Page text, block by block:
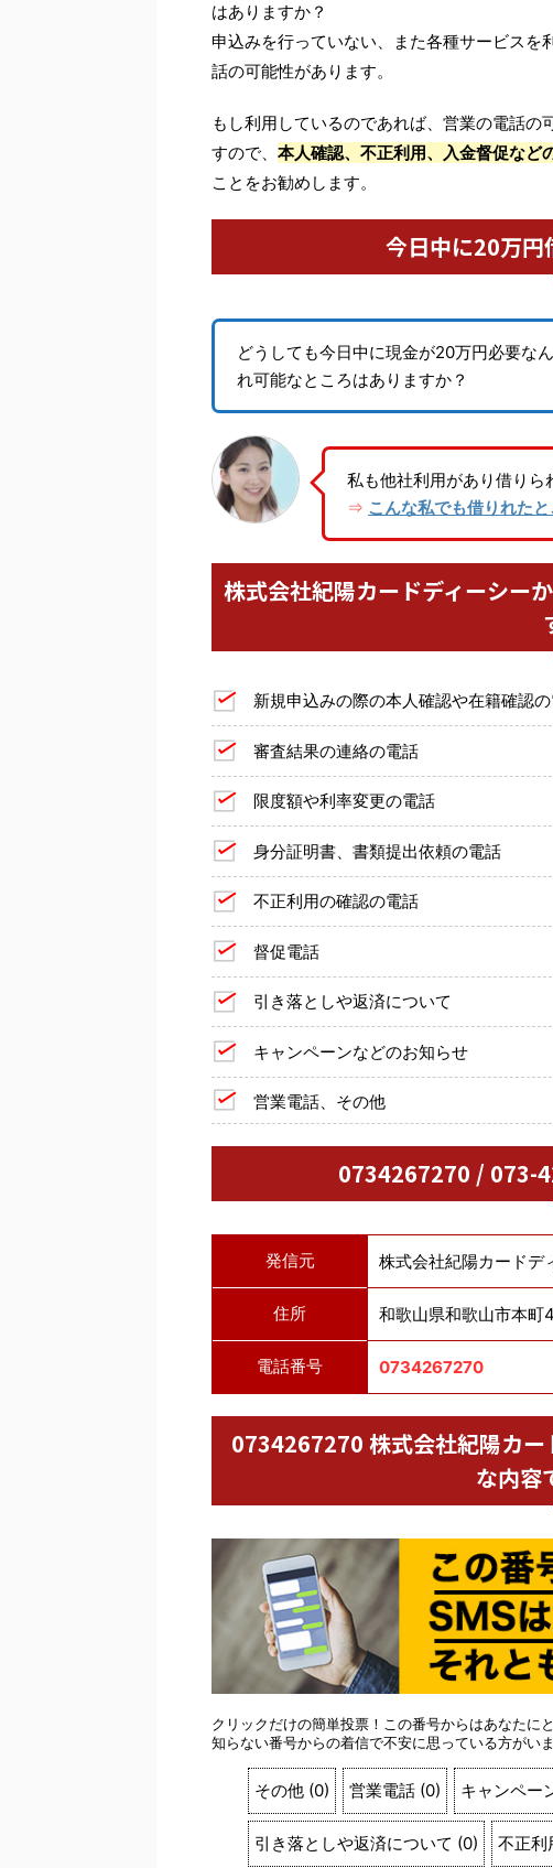
はありますか？
申込みを行っていない、また各種サービス
話の可能性があります。
もし利用しているのであれば、営業の電話
すので、 本人確認、不正利用、入金督促など
ことをお勧めします。
今日中に20万円
どうしても今日中に現金が20万円必要な
れ可能なところはありますか？
私も他社利用があり借りら
⇒ こんな私でも借りれたと
株式会社紀陽カードディーシー
新規申込みの際の本人確認や在籍確認
審査結果の連絡の電話
限度額や利率変更の電話
身分証明書、書類提出依頼の電話
不正利用の確認の電話
督促電話
引き落としや返済について
キャンペーンなどのお知らせ
営業電話、その他
0734267270 / 073-
発信元 株式会社紀陽カードデ
住所 和歌山県和歌山市本町
電話番号 0734267270
0734267270 株式会社紀陽カー
な内容
クリックだけの簡単投票！この番号からはあなたに
知らない番号からの着信で不安に思っている方がい
その他 (0) 営業電話 (0) キャンペー
引き落としや返済について (0) 不正利